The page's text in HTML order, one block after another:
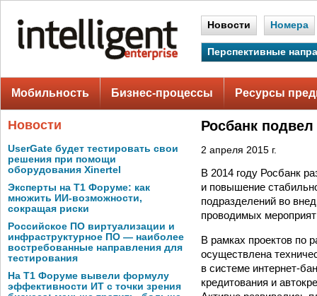
Новости Номера
Перспективные
Мобильность Бизнес-процессы Ресурсы
Новости
UserGate будет тестировать свои
решения при помощи
оборудования Xinertel
Эксперты на Т1 Форуме: как
множить ИИ-возможности,
сокращая риски
Российское ПО виртуализации и
инфраструктурное ПО — наиболее
востребованные направления для
тестирования
На Т1 Форуме вывели формулу
эффективности ИТ с точки зрения
Росбанк подвел
2 апреля 2015 г.
В 2014 году Росбанк
и повышение
подразделений во
проводимых
В рамках проектов по
осуществлена
в системе интернет-
кредитования и